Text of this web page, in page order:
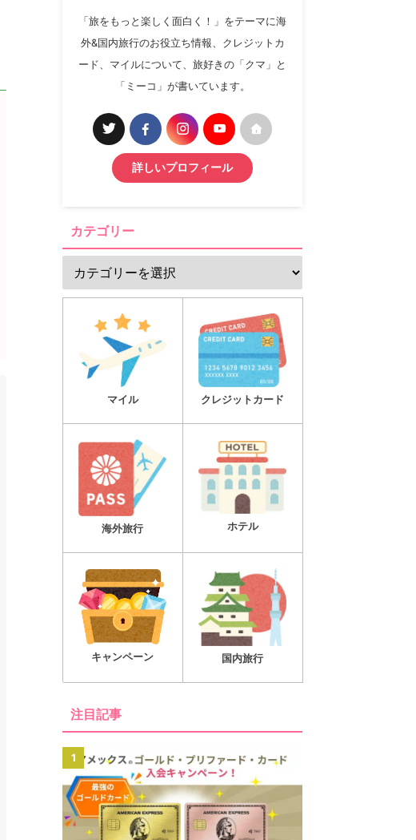
「旅をもっと楽しく面白く！」をテーマに海
外&国内旅行のお役立ち情報、クレジットカ
ード、マイルについて、旅好きの「クマ」と
「ミーコ」が書いています。
詳しいプロフィール
カテゴリー
マイル クレジットカード
海外旅行 ホテル
キャンペーン 国内旅行
注目記事
1